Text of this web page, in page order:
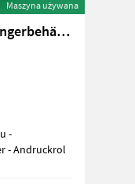
Maszyna używana
Monosem 4 reihig + Düngerbehälter
- Andruckrol